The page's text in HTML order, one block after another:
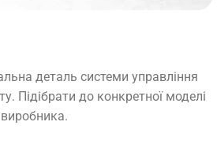
деталь системи управління
Підібрати до конкретної моделі